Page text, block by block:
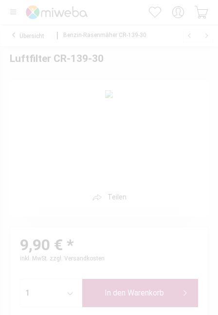
Übersicht Benzin-Rasenmäher CR-139-30
Luftfilter CR-139-30
Teilen
9,90 € *
inkl. MwSt. zzgl. Versandkosten
In den Warenkorb